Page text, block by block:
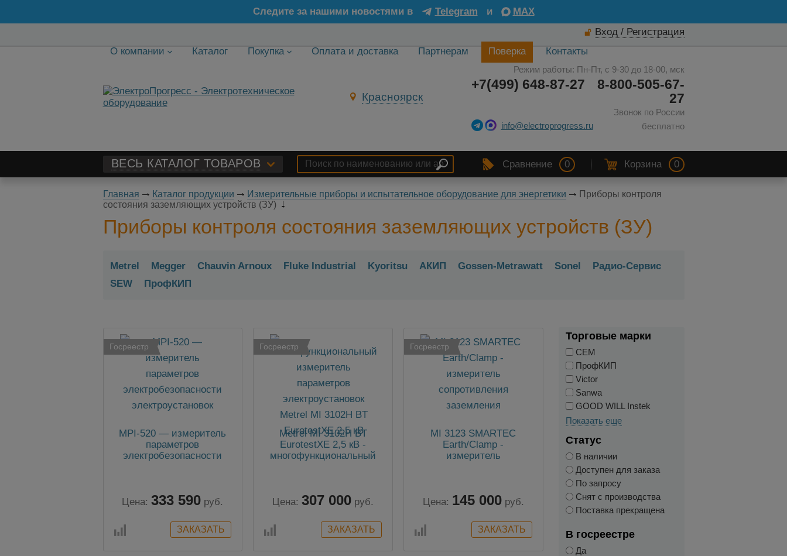
Следите за нашими новостями в Telegram и
MAX
Вход / Регистрация
О компании
Каталог Покупка Оплата и доставка Партнерам Поверка Контакты
Красноярск
Режим работы: Пн-Пт, с 9-30 до 18-00, мск
8-800-505-67-
27
Звонок по России
бесплатно
+7(499) 648-87-27
info@electroprogress.ru
ВЕСЬ КАТАЛОГ ТОВАРОВ Сравнение 0 Корзина 0
Главная Каталог продукции Измерительные приборы и испытательное оборудование для энергетики
Приборы контроля
состояния заземляющих устройств (ЗУ)
Приборы контроля состояния заземляющих устройств (ЗУ)
Metrel Megger Chauvin Arnoux Fluke Industrial Kyoritsu АКИП Gossen-Metrawatt Sonel
Радио-Сервис
SEW
ПрофКИП
Госреестр
MPI-520 — измеритель
параметров
электробезопасности
Цена: 333 590 руб.
Госреестр
Metrel MI 3102H BT
EurotestXE 2,5 кВ -
многофункциональный
Цена: 307 000 руб.
Госреестр
MI 3123 SMARTEC
Earth/Clamp -
измеритель
Цена: 145 000 руб.
Торговые марки
CEM
ПрофКИП
Victor
Sanwa
GOOD WILL Instek
Показать еще
Статус
В наличии
Доступен для заказа
По запросу
Снят с производства
Поставка прекращена
В госреестре
Да